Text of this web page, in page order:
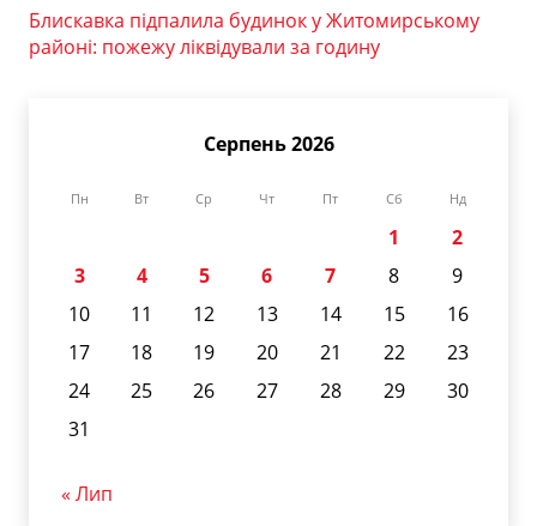
Блискавка підпалила будинок у Житомирському
районі: пожежу ліквідували за годину
Серпень 2026
Пн Вт Ср Чт Пт Сб Нд
1
2
3
4 5 6 7 8
9
10
11 12 13 14 15
16
17
18 19 20 21 22
23
24
25 26 27 28 29
30
31
« Лип